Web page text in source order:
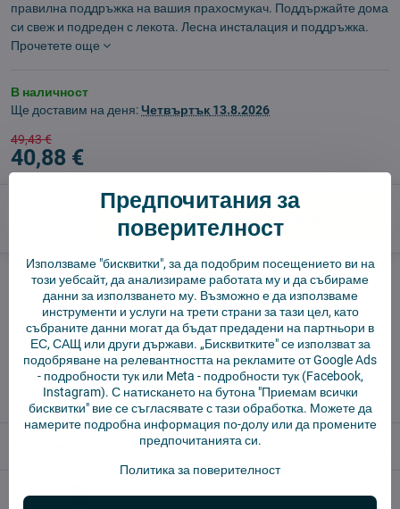
правилна поддръжка на вашия прахосмукач. Поддържайте дома
си свеж и подреден с лекота. Лесна инсталация и поддръжка.
Прочетете още
В наличност
Ще доставим на деня:Четвъртък 13.8.2026
49,43 €
40,88 €
Куче пазач Доставки
производител:Aftermarket
✅ Готов за изпращане веднага
✅ БЕЗПЛАТНА доставка над 55 EUR.
✅ 14 дни политика за връщане
Отзиви 0
Предпочитания за
поверителност
Използваме "бисквитки", за да подобрим посещението ви на
този уебсайт, да анализираме работата му и да събираме
данни за използването му. Възможно е да използваме
инструменти и услуги на трети страни за тази цел, като
събраните данни могат да бъдат предадени на партньори в
ЕС, САЩ или други държави. „Бисквитките" се използват за
подобряване на релевантността на рекламите от Google Ads
- подробности тукили Meta - подробности тук(Facebook,
Instagram). С натискането на бутона "Приемам всички
бисквитки" вие се съгласявате с тази обработка. Можете да
намерите подробна информация по-долу или да промените
предпочитанията си.
Политика за поверителност